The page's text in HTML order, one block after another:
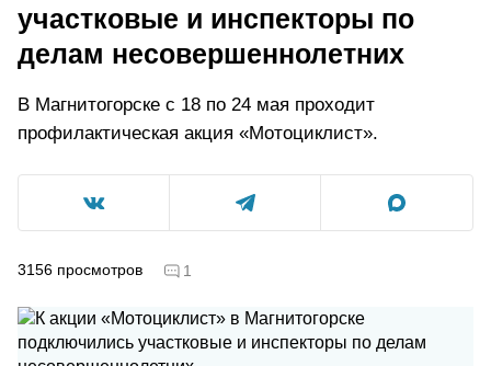
участковые и инспекторы по
делам несовершеннолетних
В Магнитогорске с 18 по 24 мая проходит
профилактическая акция «Мотоциклист».
3156 просмотров 1